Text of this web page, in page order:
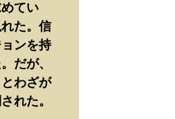
てい
た。信
ンを持
だが、
わざが
れた。